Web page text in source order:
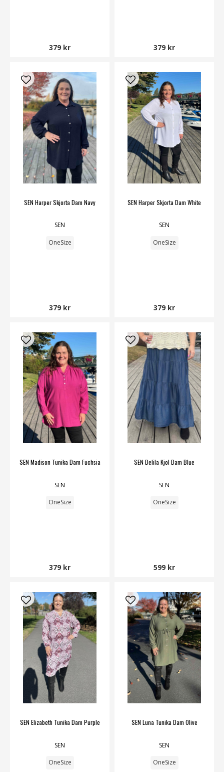
379 kr 379 kr
SEN Harper Skjorta Dam Navy
SEN
OneSize
379 kr
SEN Harper Skjorta Dam White
SEN
OneSize
379 kr
SEN Madison Tunika Dam Fuchsia
SEN
OneSize
379 kr
SEN Delila Kjol Dam Blue
SEN
OneSize
599 kr
SEN Elizabeth Tunika Dam Purple
SEN
OneSize
SEN Luna Tunika Dam Olive
SEN
OneSize